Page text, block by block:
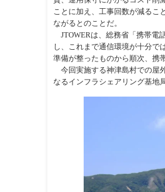
ことに加え、工事回数が減るこ
ながるとのことだ。
JTOWERは、総務省「携帯電
し、これまで通信環境が十分で
準備が整ったものから順次、携
今回実施する神津島村での屋
なるインフラシェアリング基地